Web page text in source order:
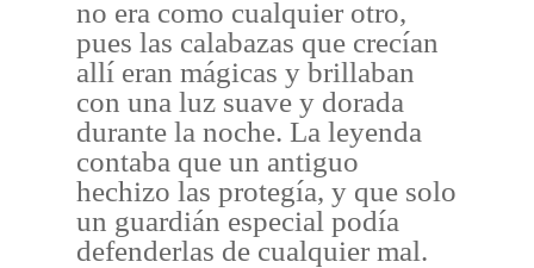
no era como cualquier otro,
pues las calabazas que crecían
allí eran mágicas y brillaban
con una luz suave y dorada
durante la noche. La leyenda
contaba que un antiguo
hechizo las protegía, y que solo
un guardián especial podía
defenderlas de cualquier mal.